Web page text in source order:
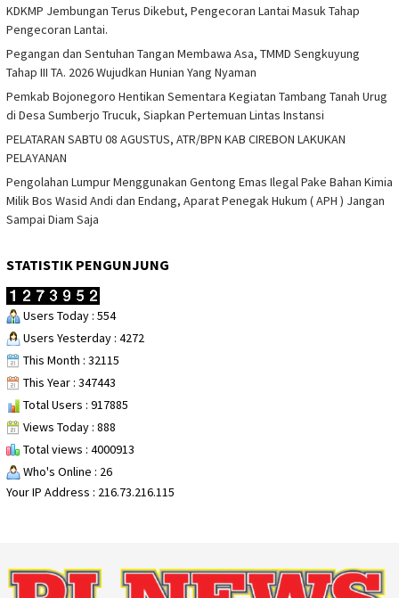
KDKMP Jembungan Terus Dikebut, Pengecoran Lantai Masuk Tahap
Pengecoran Lantai.
Pegangan dan Sentuhan Tangan Membawa Asa, TMMD Sengkuyung
Tahap III TA. 2026 Wujudkan Hunian Yang Nyaman
Pemkab Bojonegoro Hentikan Sementara Kegiatan Tambang Tanah Urug
di Desa Sumberjo Trucuk, Siapkan Pertemuan Lintas Instansi
PELATARAN SABTU 08 AGUSTUS, ATR/BPN KAB CIREBON LAKUKAN
PELAYANAN
Pengolahan Lumpur Menggunakan Gentong Emas Ilegal Pake Bahan Kimia
Milik Bos Wasid Andi dan Endang, Aparat Penegak Hukum ( APH ) Jangan
Sampai Diam Saja
STATISTIK PENGUNJUNG
Users Today : 554
Users Yesterday : 4272
This Month : 32115
This Year : 347443
Total Users : 917885
Views Today : 888
Total views : 4000913
Who's Online : 26
Your IP Address : 216.73.216.115